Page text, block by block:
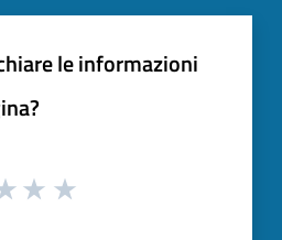
le informazioni